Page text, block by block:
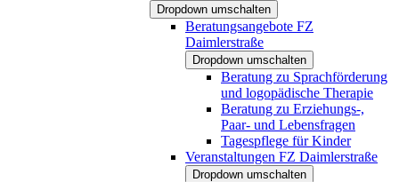
Dropdown umschalten
Beratungsangebote FZ
Daimlerstraße
Dropdown umschalten
Beratung zu Sprachförderung
und logopädische Therapie
Beratung zu Erziehungs-,
Paar- und Lebensfragen
Tagespflege für Kinder
Veranstaltungen FZ Daimlerstraße
Dropdown umschalten